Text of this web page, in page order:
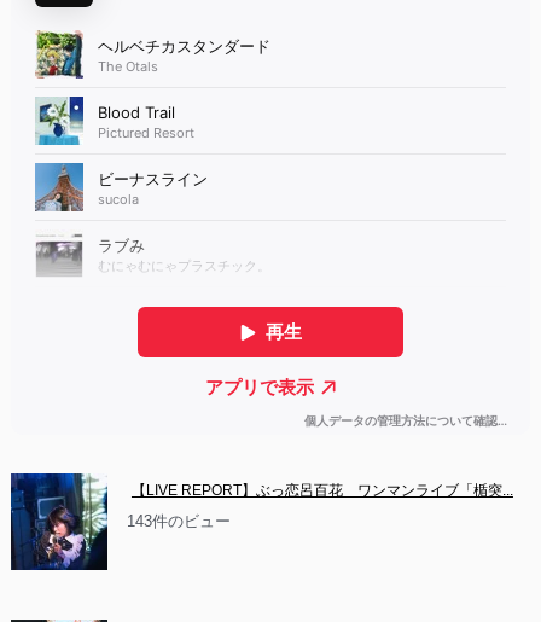
【LIVE REPORT】ぶっ恋呂百花　ワンマンライブ「楯突...
143件のビュー